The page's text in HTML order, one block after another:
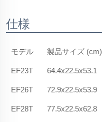
仕様
モデル 製品サイズ (cm)
EF23T 64.4x22.5x53.1
EF26T 72.9x22.5x53.9
EF28T 77.5x22.5x62.8